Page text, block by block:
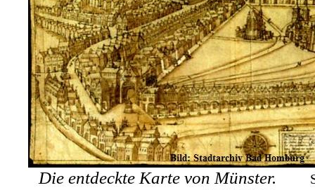
Die entdeckte Karte von Münster.